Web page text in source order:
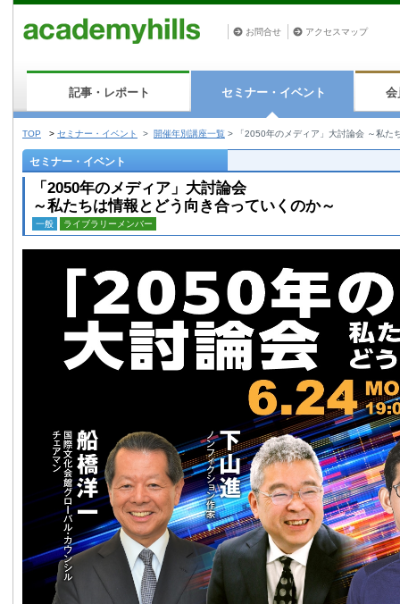
お問合せ アクセスマップ
記事・レポート セミナー・イベント 会
TOP > セミナー・イベント > 開催年別講座一覧 > 「2050年のメディア」大討論会 ～私
セミナー・イベント
「2050年のメディア」大討論会
～私たちは情報とどう向き合っていくのか～
一般 ライブラリーメンバー